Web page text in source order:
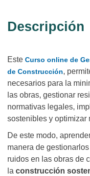
Descripción
Este Curso online de
de Construcción,
necesarios para la
las obras, gestionar
normativas legales,
sostenibles y optimizar
De este modo,
manera de
ruidos en las obras de
la construcción